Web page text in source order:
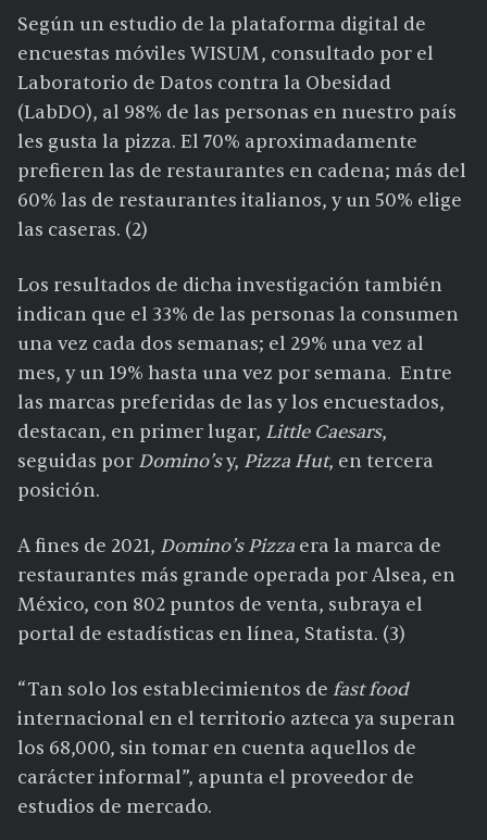
Según un estudio de la plataforma digital de
encuestas móviles WISUM, consultado por el
Laboratorio de Datos contra la Obesidad
(LabDO), al 98% de las personas en nuestro país
les gusta la pizza. El 70% aproximadamente
prefieren las de restaurantes en cadena; más del
60% las de restaurantes italianos, y un 50% elige
las caseras. (2)
Los resultados de dicha investigación también
indican que el 33% de las personas la consumen
una vez cada dos semanas; el 29% una vez al
mes, y un 19% hasta una vez por semana. Entre
las marcas preferidas de las y los encuestados,
destacan, en primer lugar, Little Caesars,
seguidas por Domino’sy, Pizza Hut, en tercera
posición.
A fines de 2021, Domino’s Pizza era la marca de
restaurantes más grande operada por Alsea, en
México, con 802 puntos de venta, subraya el
portal de estadísticas en línea, Statista. (3)
“Tan solo los establecimientos de fast food
internacional en el territorio azteca ya superan
los 68,000, sin tomar en cuenta aquellos de
carácter informal”, apunta el proveedor de
estudios de mercado.